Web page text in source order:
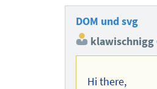
DOM und svg
klawischnigg
Hi there,